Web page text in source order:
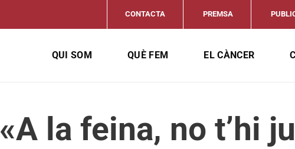
CONTACTA PREMSA
QUI SOM QUÈ FEM EL CÀNCER
«A la feina, no t’hi